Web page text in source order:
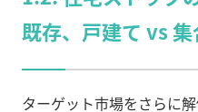
既存、戸建て vs
ターゲット市場をさらに